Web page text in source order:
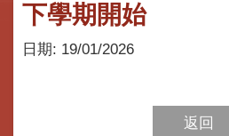
下學期開始
日期: 19/01/2026
返回